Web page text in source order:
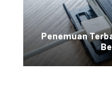
Penemuan